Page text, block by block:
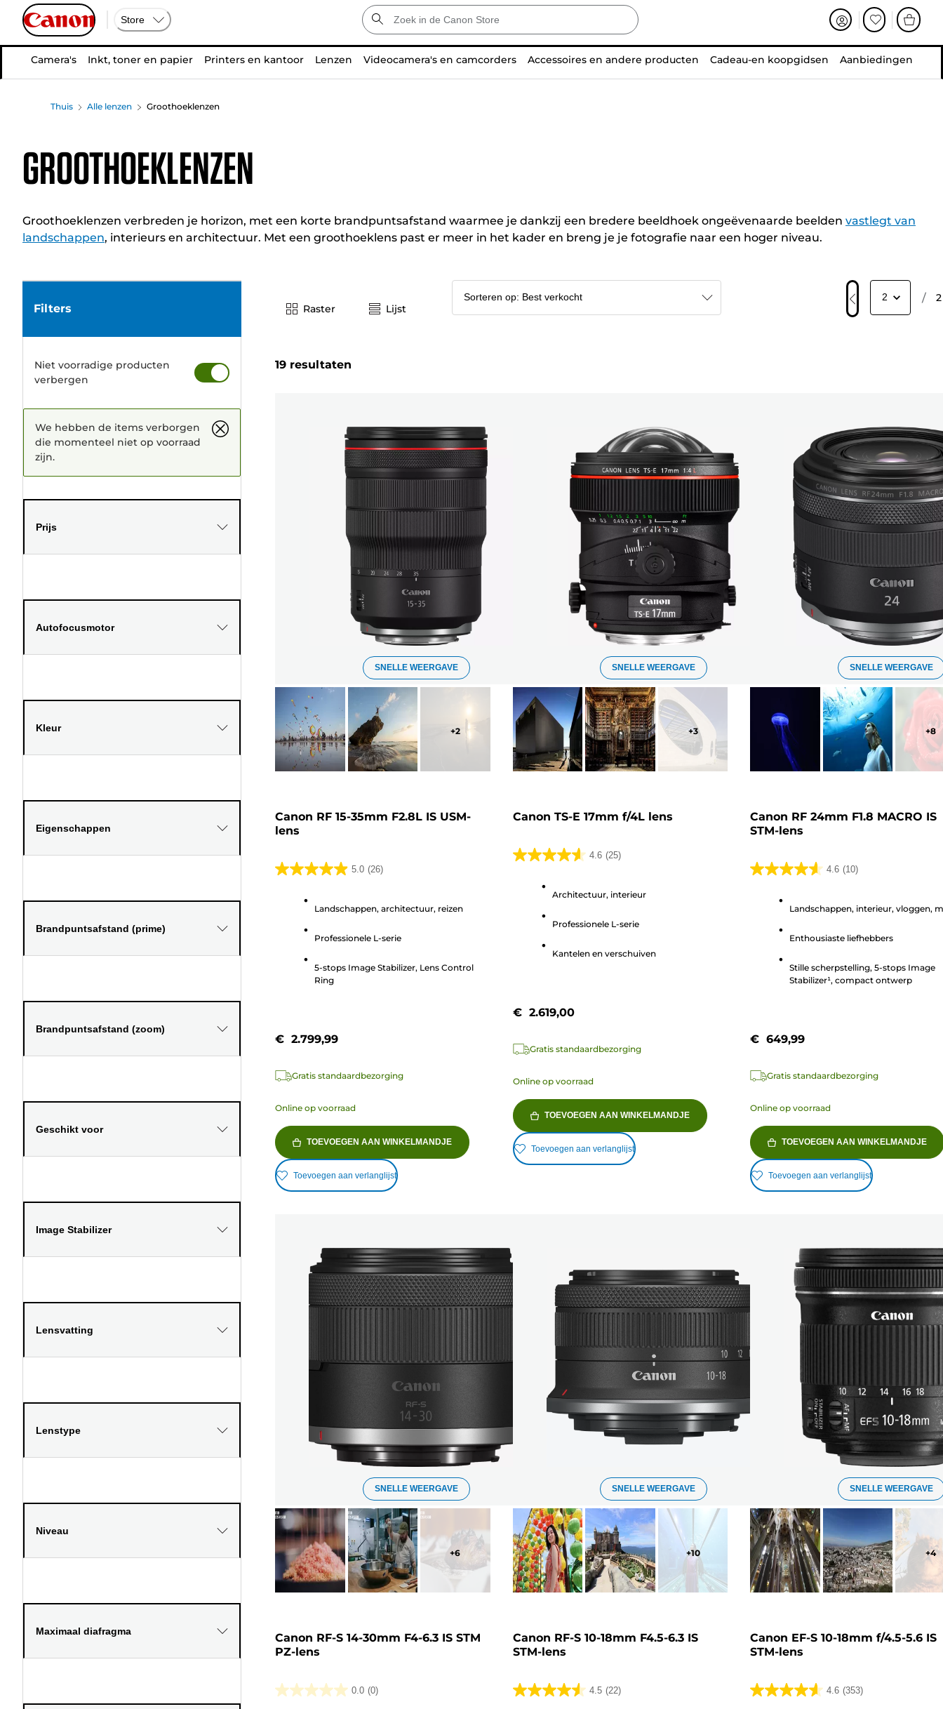
Store
Camera's Inkt, toner en papier Printers en kantoor Lenzen Videocamera's en camcorders Accessoires en andere producten Cadeau-en koopgidsen Aanbiedingen
Thuis Alle lenzen Groothoeklenzen
Groothoeklenzen
Groothoeklenzen verbreden je horizon, met een korte brandpuntsafstand waarmee je dankzij een bredere beeldhoek ongeëvenaarde beelden vastlegt van
landschappen, interieurs en architectuur. Met een groothoeklens past er meer in het kader en breng je je fotografie naar een hoger niveau.
Filters
Niet voorradige producten
verbergen
We hebben de items verborgen
die momenteel niet op voorraad
zijn.
Prijs
Autofocusmotor
Kleur
Eigenschappen
Brandpuntsafstand (prime)
Brandpuntsafstand (zoom)
Geschikt voor
Image Stabilizer
Lensvatting
Lenstype
Niveau
Maximaal diafragma
Raster Lijst
/ 2
19 resultaten
SNELLE WEERGAVE
+2
Canon RF 15-35mm F2.8L IS USM-
lens
5.0 (26)
5.0
sterren.
beoordelingen
Landschappen, architectuur, reizen
Professionele L-serie
5-stops Image Stabilizer, Lens Control
Ring
€ 2.799,99
Gratis standaardbezorging
Online op voorraad
TOEVOEGEN AAN WINKELMANDJE
Toevoegen aan verlanglijst
SNELLE WEERGAVE
+3
Canon TS-E 17mm f/4L lens
4.6 (25)
4.6
sterren.
Architectuur, interieur
Professionele L-serie
Kantelen en verschuiven
€ 2.619,00
Gratis standaardbezorging
Online op voorraad
TOEVOEGEN AAN WINKELMANDJE
Toevoegen aan verlanglijst
SNELLE WEERGAVE
+8
Canon RF 24mm F1.8 MACRO IS
STM-lens
4.6 (10)
4.6
sterren.
beoordelingen
Landschappen, interieur, vloggen,
Enthousiaste liefhebbers
Stille scherpstelling, 5-stops Image
Stabilizer¹, compact ontwerp
€ 649,99
Gratis standaardbezorging
Online op voorraad
TOEVOEGEN AAN WINKELMANDJE
Toevoegen aan verlanglijst
SNELLE WEERGAVE
+6
Canon RF-S 14-30mm F4-6.3 IS STM
PZ-lens
0.0 (0)
0.0
SNELLE WEERGAVE
+10
Canon RF-S 10-18mm F4.5-6.3 IS
STM-lens
4.5 (22)
4.5
SNELLE WEERGAVE
+4
Canon EF-S 10-18mm f/4.5-5.6 IS
STM-lens
4.6 (353)
4.6